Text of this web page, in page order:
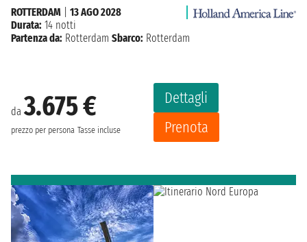
da3.675 €
prezzo per persona Tasse incluse
Dettagli
Prenota
ROTTERDAM
13 AGO 2028
Durata: 14 notti
Partenza da: Rotterdam Sbarco: Rotterdam